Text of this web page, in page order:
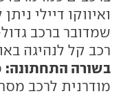
ואיווקו דיילי
שמדובר ברכב
רכב קל לנהיגה
בשורה התחתונה:
מודרנית לרכב